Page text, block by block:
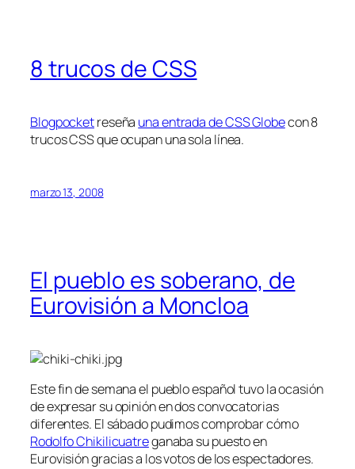
8 trucos de CSS
Blogpocketreseña una entrada de CSS Globecon 8
trucos CSS que ocupan una sola línea.
marzo 13, 2008
El pueblo es soberano, de
Eurovisión a Moncloa
Este fin de semana el pueblo español tuvo la ocasión
de expresar su opinión en dos convocatorias
diferentes. El sábado pudimos comprobar cómo
Rodolfo Chikilicuatreganaba su puesto en
Eurovisión gracias a los votos de los espectadores.